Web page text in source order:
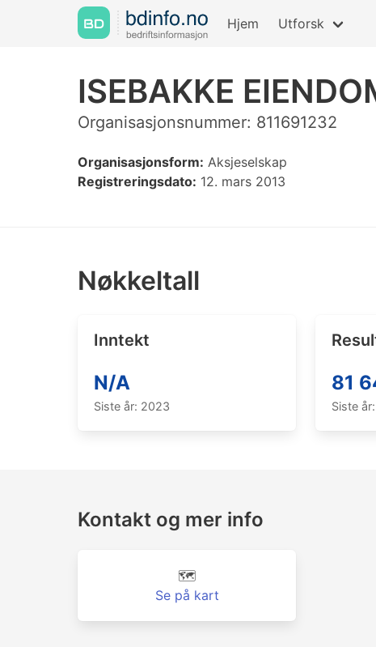
Hjem Utforsk
ISEBAKKE
Organisasjonsnummer: 811691232
Organisasjonsform: Aksjeselskap
Registreringsdato: 12. mars 2013
Nøkkeltall
Inntekt
N/A
Siste år: 2023
81
Siste
Kontakt og mer info
🗺️
Se på kart